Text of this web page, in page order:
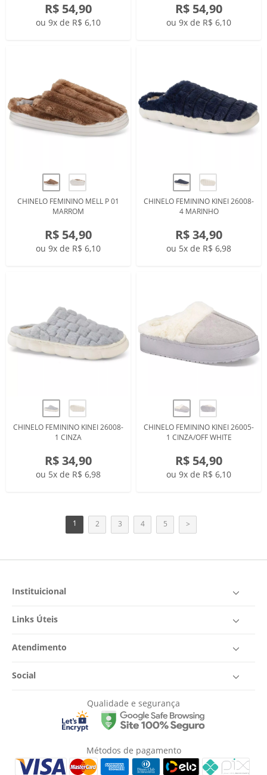
R$ 54,90
ou 9x de R$ 6,10
R$ 54,90
ou 9x de R$ 6,10
CHINELO FEMININO MELL P 01
MARROM
R$ 54,90
ou 9x de R$ 6,10
CHINELO FEMININO KINEI 26008-
4 MARINHO
R$ 34,90
ou 5x de R$ 6,98
CHINELO FEMININO KINEI 26008-
1 CINZA
R$ 34,90
ou 5x de R$ 6,98
CHINELO FEMININO KINEI 26005-
1 CINZA/OFF WHITE
R$ 54,90
ou 9x de R$ 6,10
1 2 3 4 5 >
Instituicional
Links Úteis
Atendimento
Social
Qualidade e segurança
Métodos de pagamento